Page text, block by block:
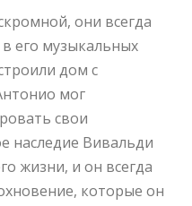
они всегда
его музыкальных
дом с
мог
свои
наследие Вивальди
жизни, и он всегда
которые он